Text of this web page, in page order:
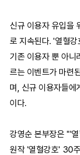
신규 이용자 유입을
로 지속된다. '열혈
기존 이용자 뿐 아니
르는 이벤트가 마련
며, 신규 이용자들에
이다.
강영순 본부장은 "'
원작 '열혈강호' 30